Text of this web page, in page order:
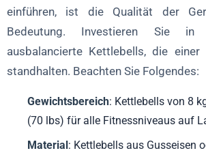
einführen, ist die Qualität der
Bedeutung. Investieren Sie in
ausbalancierte Kettlebells, die einer
standhalten. Beachten Sie Folgendes:
Gewichtsbereich: Kettlebells von 8
(70 lbs) für alle Fitnessniveaus auf
Material : Kettlebells aus Gusseisen